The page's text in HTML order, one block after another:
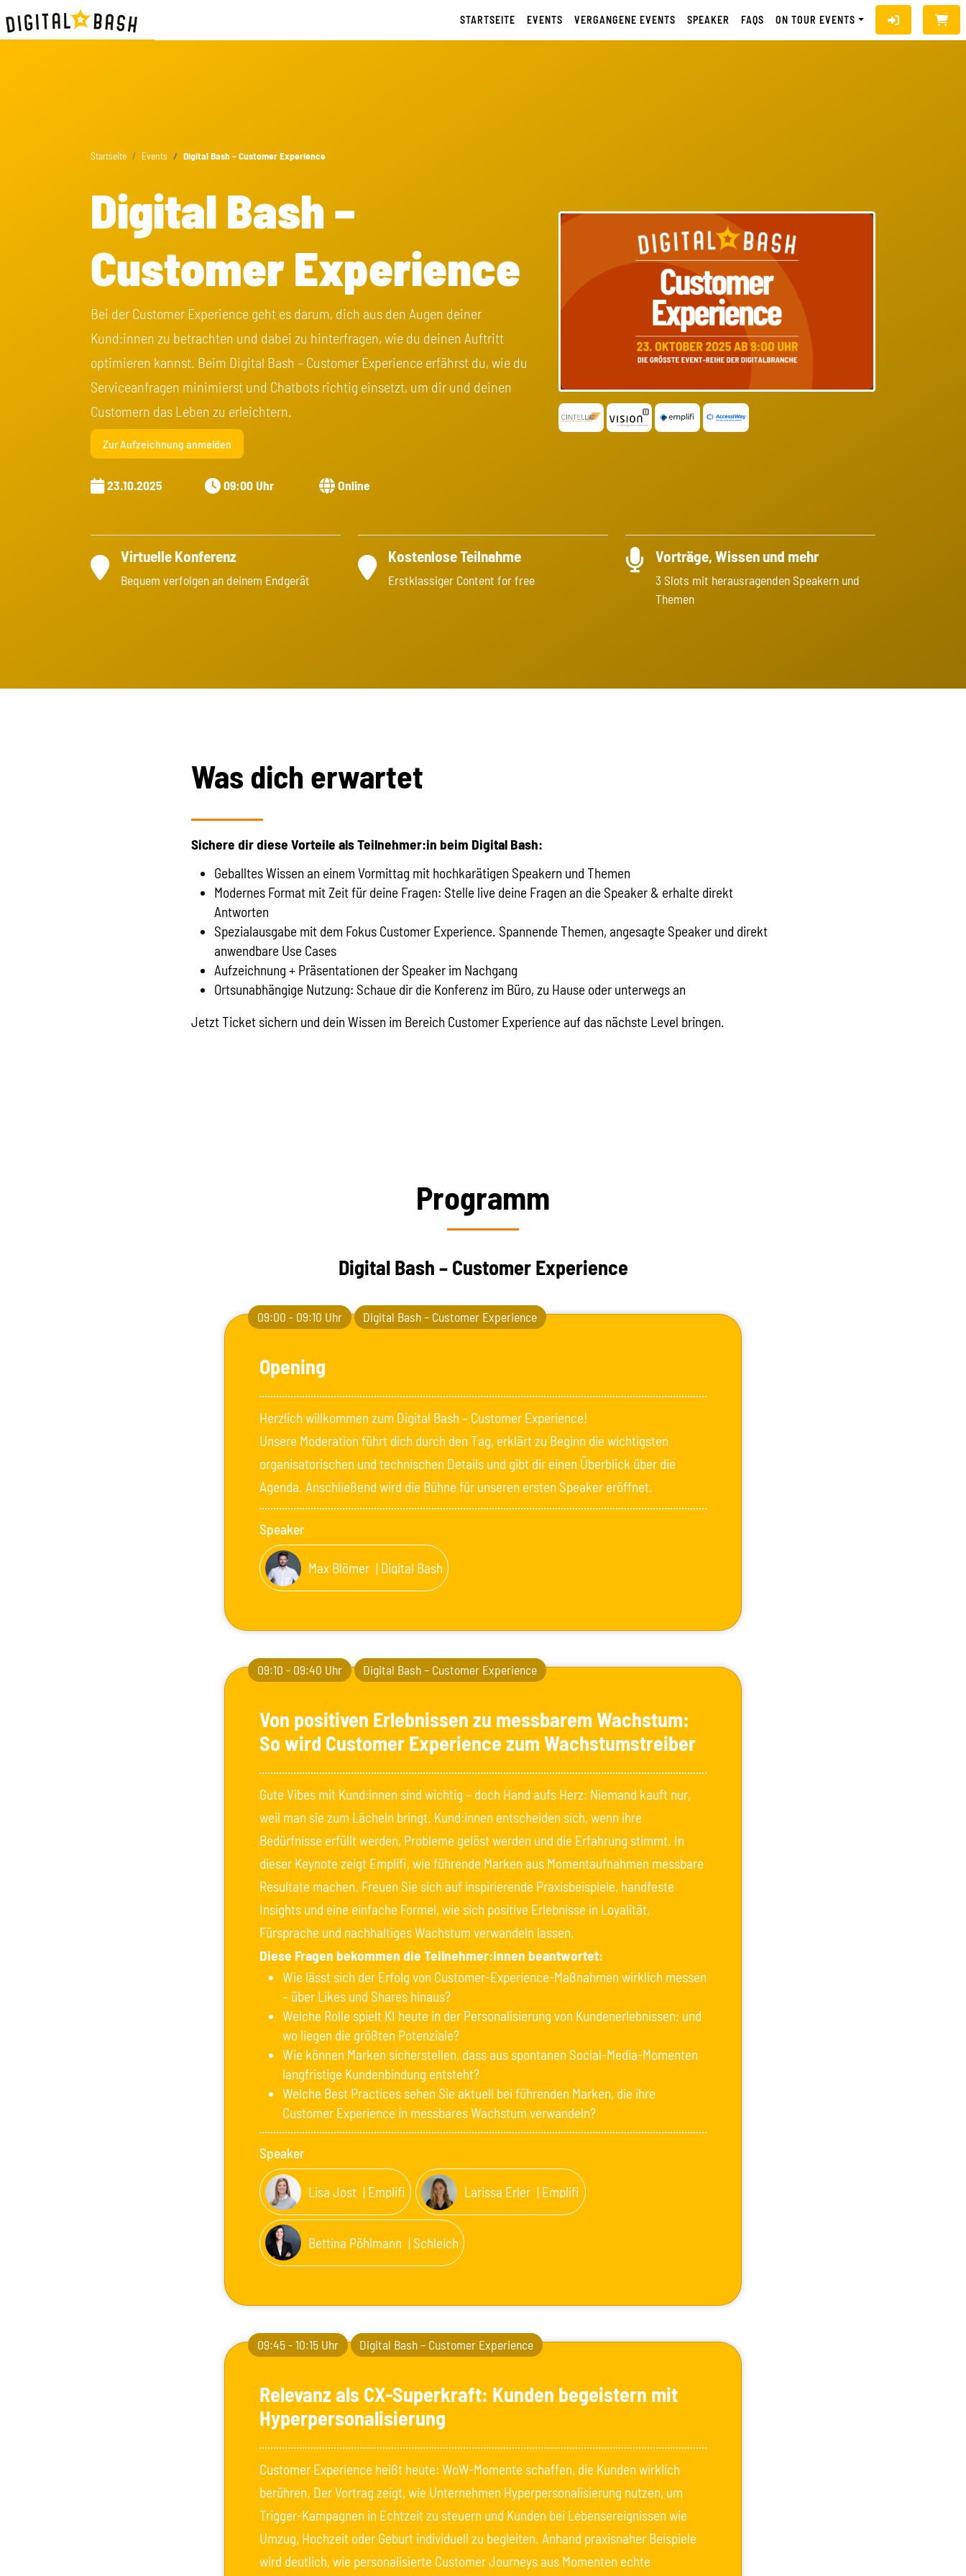
STARTSEITE EVENTS VERGANGENE EVENTS SPEAKER FAQS ON TOUR EVENTS
Startseite Events Digital Bash – Customer Experience
Digital Bash –
Customer Experience
Bei der Customer Experience geht es darum, dich aus den Augen deiner
Kund:innen zu betrachten und dabei zu hinterfragen, wie du deinen Auftritt
optimieren kannst. Beim Digital Bash – Customer Experience erfährst du, wie du
Serviceanfragen minimierst und Chatbots richtig einsetzt, um dir und deinen
Customern das Leben zu erleichtern.
Zur Aufzeichnung anmelden
23.10.2025 09:00 Uhr Online
Virtuelle Konferenz
Bequem verfolgen an deinem Endgerät
Kostenlose Teilnahme
Erstklassiger Content for free
Vorträge, Wissen und mehr
3 Slots mit herausragenden Speakern und
Themen
Was dich erwartet
Sichere dir diese Vorteile als Teilnehmer:in beim Digital Bash:
Geballtes Wissen an einem Vormittag mit hochkarätigen Speakern und Themen
Modernes Format mit Zeit für deine Fragen: Stelle live deine Fragen an die Speaker & erhalte direkt
Antworten
Spezialausgabe mit dem Fokus Customer Experience. Spannende Themen, angesagte Speaker und direkt
anwendbare Use Cases
Aufzeichnung + Präsentationen der Speaker im Nachgang
Ortsunabhängige Nutzung: Schaue dir die Konferenz im Büro, zu Hause oder unterwegs an
Jetzt Ticket sichern und dein Wissen im Bereich Customer Experience auf das nächste Level bringen.
Programm
Digital Bash – Customer Experience
09:00 - 09:10 Uhr Digital Bash – Customer Experience
Opening
Herzlich willkommen zum Digital Bash – Customer Experience!
Unsere Moderation führt dich durch den Tag, erklärt zu Beginn die wichtigsten
organisatorischen und technischen Details und gibt dir einen Überblick über die
Agenda. Anschließend wird die Bühne für unseren ersten Speaker eröffnet.
Speaker
Max Blömer | Digital Bash
09:10 - 09:40 Uhr Digital Bash – Customer Experience
Von positiven Erlebnissen zu messbarem Wachstum:
So wird Customer Experience zum Wachstumstreiber
Gute Vibes mit Kund:innen sind wichtig – doch Hand aufs Herz: Niemand kauft nur,
weil man sie zum Lächeln bringt. Kund:innen entscheiden sich, wenn ihre
Bedürfnisse erfüllt werden, Probleme gelöst werden und die Erfahrung stimmt. In
dieser Keynote zeigt Emplifi, wie führende Marken aus Momentaufnahmen messbare
Resultate machen. Freuen Sie sich auf inspirierende Praxisbeispiele, handfeste
Insights und eine einfache Formel, wie sich positive Erlebnisse in Loyalität,
Fürsprache und nachhaltiges Wachstum verwandeln lassen.
Diese Fragen bekommen die Teilnehmer:innen beantwortet:
Wie lässt sich der Erfolg von Customer-Experience-Maßnahmen wirklich messen
– über Likes und Shares hinaus?
Welche Rolle spielt KI heute in der Personalisierung von Kundenerlebnissen; und
wo liegen die größten Potenziale?
Wie können Marken sicherstellen, dass aus spontanen Social-Media-Momenten
langfristige Kundenbindung entsteht?
Welche Best Practices sehen Sie aktuell bei führenden Marken, die ihre
Customer Experience in messbares Wachstum verwandeln?
Speaker
Lisa Jost | Emplifi Larissa Erler | Emplifi
Bettina Pöhlmann | Schleich
09:45 - 10:15 Uhr Digital Bash – Customer Experience
Relevanz als CX-Superkraft: Kunden begeistern mit
Hyperpersonalisierung
Customer Experience heißt heute: WoW-Momente schaffen, die Kunden wirklich
berühren. Der Vortrag zeigt, wie Unternehmen Hyperpersonalisierung nutzen, um
Trigger-Kampagnen in Echtzeit zu steuern und Kunden bei Lebensereignissen wie
Umzug, Hochzeit oder Geburt individuell zu begleiten. Anhand praxisnaher Beispiele
wird deutlich, wie personalisierte Customer Journeys aus Momenten echte